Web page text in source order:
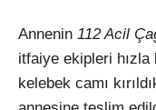
Annenin 112 Acil
itfaiye ekipleri
kelebek camı